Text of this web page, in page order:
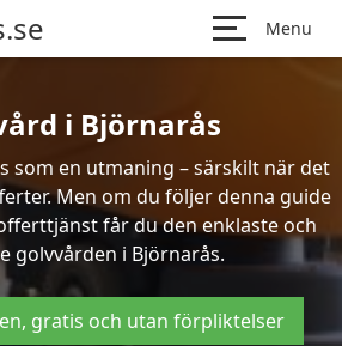
Menu
i Björnarås
som en utmaning – särskilt när det
Men om du följer denna guide
får du den enklaste och
golvvården i Björnarås.
gratis och utan förpliktelser